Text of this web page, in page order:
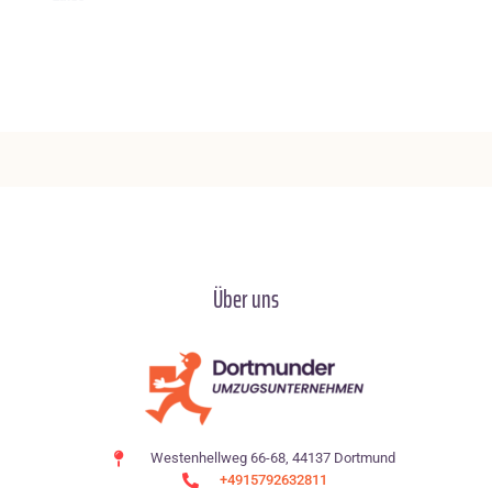
Über uns
Westenhellweg 66-68, 44137 Dortmund
+4915792632811